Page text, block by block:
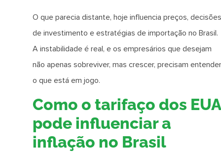
O que parecia distante, hoje influencia preços, decisões
de investimento e estratégias de importação no Brasil.
A instabilidade é real, e os empresários que desejam
não apenas sobreviver, mas crescer, precisam entender
o que está em jogo.
Como o tarifaço dos EUA
pode influenciar a
inflação no Brasil